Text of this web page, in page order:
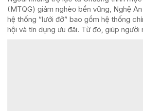
(MTQG) giảm nghèo bền vững, Nghệ
hệ thống “lưới đỡ” bao gồm hệ thống
hội và tín dụng ưu đãi. Từ đó, giúp người